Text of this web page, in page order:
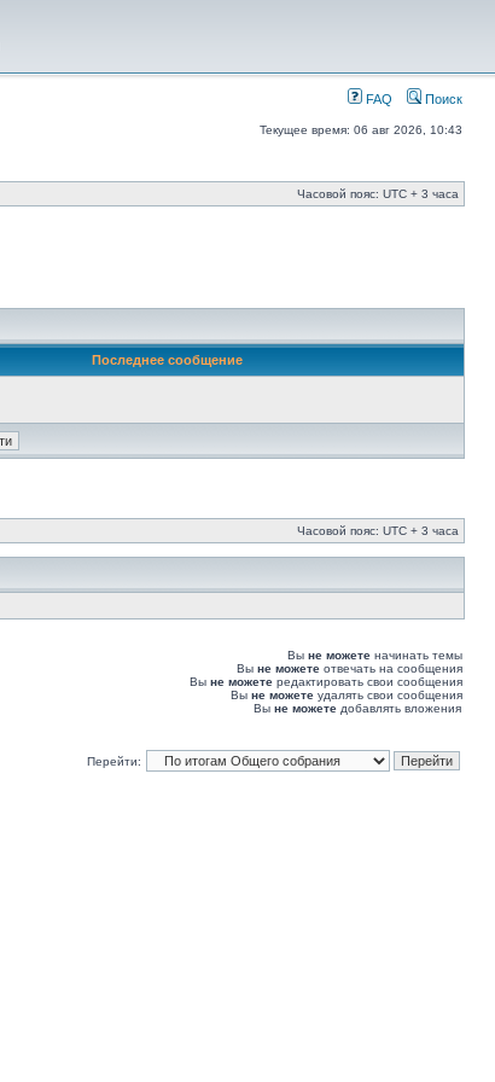
FAQ Поиск
Текущее время: 06 авг 2026, 10:43
Часовой пояс: UTC + 3 часа
Последнее сообщение
Часовой пояс: UTC + 3 часа
Вы не можете начинать темы
Вы не можете отвечать на сообщения
Вы не можете редактировать свои сообщения
Вы не можете удалять свои сообщения
Вы не можете добавлять вложения
Перейти: